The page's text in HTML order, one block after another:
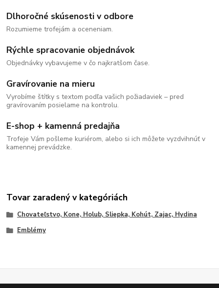
Dlhoročné skúsenosti v odbore
Rozumieme trofejám a oceneniam.
Rýchle spracovanie objednávok
Objednávky vybavujeme v čo najkratšom čase.
Gravírovanie na mieru
Vyrobíme štítky s textom podľa vašich požiadaviek – pred
gravírovaním posielame na kontrolu.
E-shop + kamenná predajňa
Trofeje Vám pošleme kuriérom, alebo si ich môžete vyzdvihnúť v
kamennej prevádzke.
Tovar zaradený v kategóriách
Chovateľstvo, Kone, Holub, Sliepka, Kohút, Zajac, Hydina
Emblémy